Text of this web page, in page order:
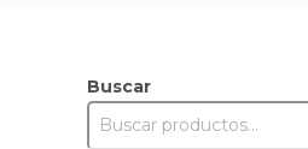
Buscar